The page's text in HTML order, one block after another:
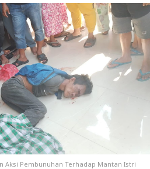
Aksi Pembunuhan Terhadap Mantan Istri